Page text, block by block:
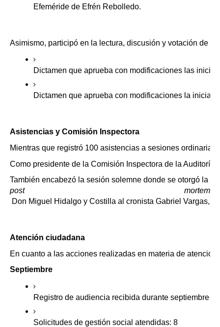
Efeméride de Efrén Rebolledo.
Asimismo, participó en la lectura, discusión y votación de
Dictamen que aprueba con modificaciones las
Dictamen que aprueba con modificaciones la
Asistencias y Comisión Inspectora
Mientras que registró 100 asistencias a sesiones
Como presidente de la Comisión Inspectora de la
También encabezó la sesión solemne donde se otorgó la
post mortem
Don Miguel Hidalgo y Costilla al cronista Gabriel Vargas,
Atención ciudadana
En cuanto a las acciones realizadas en materia de
Septiembre
Registro de audiencia recibida durante septiembre
Solicitudes de gestión social atendidas: 8